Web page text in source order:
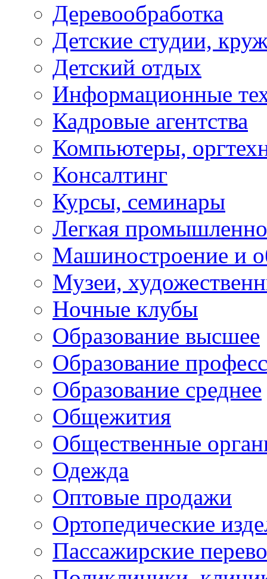
Деревообработка
Детские студии,
Детский отдых
Информационные
Кадровые агентства
Компьютеры,
Консалтинг
Курсы, семинары
Легкая
Машиностроение и
Музеи,
Ночные клубы
Образование высшее
Образование
Образование среднее
Общежития
Общественные
Одежда
Оптовые продажи
Ортопедические
Пассажирские